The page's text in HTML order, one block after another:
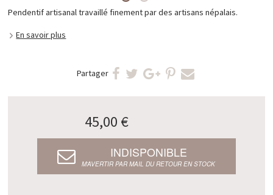
Pendentif artisanal travaillé finement par des artisans népalais.
En savoir plus
Partager
45,00 €
INDISPONIBLE
M’AVERTIR PAR MAIL DU RETOUR EN STOCK